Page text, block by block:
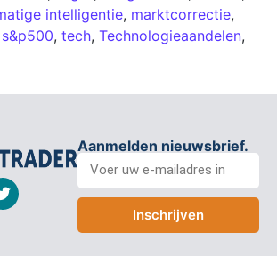
intelligentie, marktcorrectie,
s&p500, tech, Technologieaandelen,
Aanmelden nieuwsbrief.
Inschrijven